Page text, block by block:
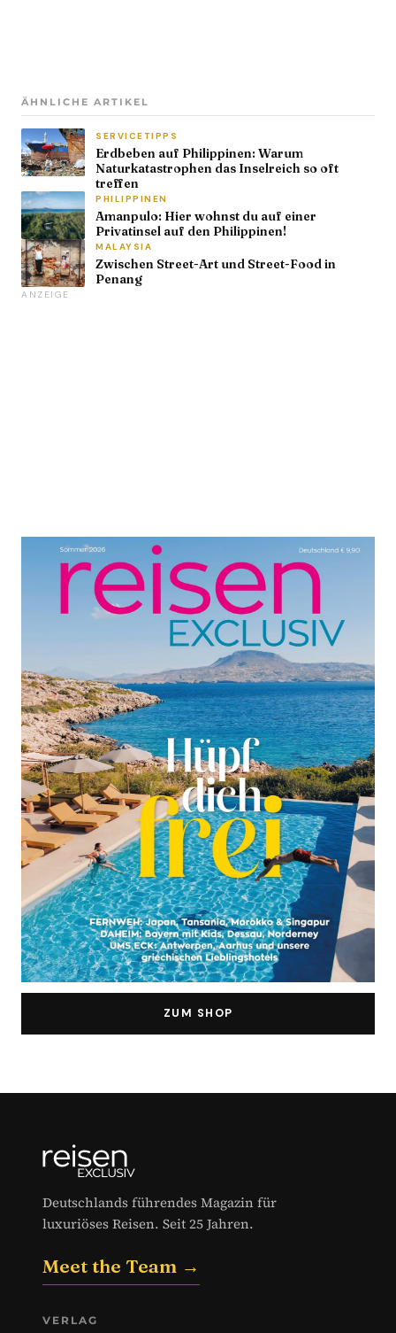
ZUM SHOP
ÄHNLICHE ARTIKEL
SERVICETIPPS
Erdbeben auf Philippinen: Warum
Naturkatastrophen das Inselreich so oft
treffen
PHILIPPINEN
Amanpulo: Hier wohnst du auf einer
Privatinsel auf den Philippinen!
MALAYSIA
Zwischen Street-Art und Street-Food in
Penang
ANZEIGE
Deutschlands führendes Magazin für
luxuriöses Reisen. Seit 25 Jahren.
Meet the Team →
VERLAG